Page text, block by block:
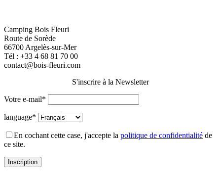
Camping Bois Fleuri
Route de Sorède
66700 Argelès-sur-Mer
Tél : +33 4 68 81 70 00
contact@bois-fleuri.com
S'inscrire à la Newsletter
Votre e-mail*
language*
En cochant cette case, j'accepte la politique de confidentialité de
ce site.